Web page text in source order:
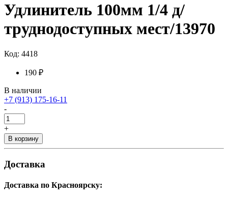
Удлинитель 100мм 1/4 д/
труднодоступных мест/13970
Код: 4418
190 ₽
В наличии
+7 (913) 175-16-11
-
+
В корзину
Доставка
Доставка по Красноярску: